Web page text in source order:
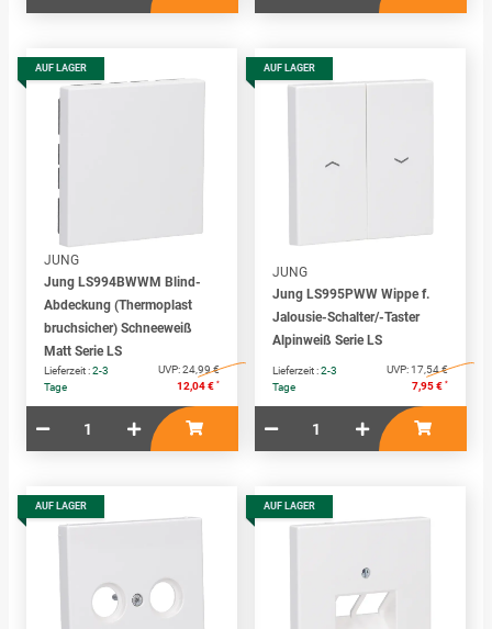
AUF LAGER
JUNG
Jung LS994BWWM Blind-
Abdeckung (Thermoplast
bruchsicher) Schneeweiß
Matt Serie LS
Lieferzeit :2-3
Tage
UVP:24,99 €
12,04 € *
AUF LAGER
JUNG
Jung LS995PWW Wippe f.
Jalousie-Schalter/-Taster
Alpinweiß Serie LS
Lieferzeit :2-3
Tage
UVP:17,54 €
7,95 € *
AUF LAGER AUF LAGER